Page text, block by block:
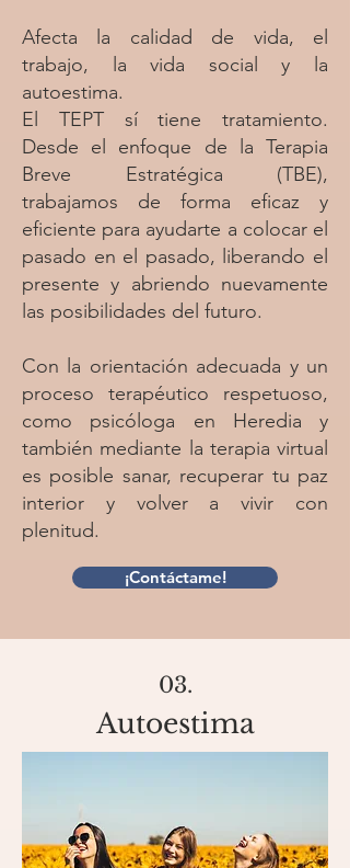
Afecta la calidad de vida, el
trabajo, la vida social y la
autoestima.
El TEPT sí tiene tratamiento.
Desde el enfoque de la Terapia
Breve Estratégica (TBE),
trabajamos de forma eficaz y
eficiente para ayudarte a colocar el
pasado en el pasado, liberando el
presente y abriendo nuevamente
las posibilidades del futuro.
Con la orientación adecuada y un
proceso terapéutico respetuoso,
como psicóloga en Heredia y
también mediante la terapia virtual
es posible sanar, recuperar tu paz
interior y volver a vivir con
plenitud.
¡Contáctame!
03.
Autoestima